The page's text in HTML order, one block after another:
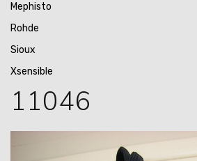
Mephisto
Rohde
Sioux
Xsensible
11046